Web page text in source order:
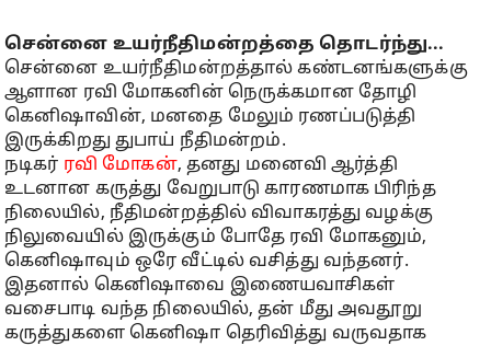
சென்னை உயர்நீதிமன்றத்தை தொடர்ந்து...
சென்னை உயர்நீதிமன்றத்தால் கண்டனங்களுக்கு
ஆளான ரவி மோகனின் நெருக்கமான தோழி
கெனிஷாவின், மனதை மேலும் ரணப்படுத்தி
இருக்கிறது துபாய் நீதிமன்றம்.
நடிகர் ரவி மோகன், தனது மனைவி ஆர்த்தி
உடனான கருத்து வேறுபாடு காரணமாக பிரிந்த
நிலையில், நீதிமன்றத்தில் விவாகரத்து வழக்கு
நிலுவையில் இருக்கும் போதே ரவி மோகனும்,
கெனிஷாவும் ஒரே வீட்டில் வசித்து வந்தனர்.
இதனால் கெனிஷாவை இணையவாசிகள்
வசைபாடி வந்த நிலையில், தன் மீது அவதூறு
கருத்துகளை கெனிஷா தெரிவித்து வருவதாக